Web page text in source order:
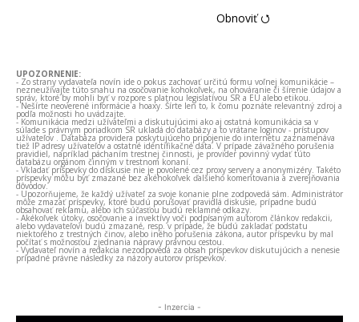
Obnoviť ⭯
UPOZORNENIE:
- Zo strany vydavateľa novín ide o pokus zachovať určitú formu voľnej komunikácie –
nezneužívajte túto snahu na osočovanie kohokoľvek, na ohováranie či šírenie údajov a
správ, ktoré by mohli byť v rozpore s platnou legislatívou SR a EÚ alebo etikou.
- Nešírte neoverené informácie a hoaxy. Šírte len to, k čomu poznáte relevantný zdroj a
podľa možnosti ho uvádzajte.
- Komunikácia medzi užívateľmi a diskutujúcimi ako aj ostatná komunikácia sa v
súlade s právnym poriadkom SR ukladá do databázy a to vrátane loginov - prístupov
užívateľov . Databáza providera poskytujúceho pripojenie do internetu zaznamenáva
tiež IP adresy užívateľov a ostatné identifikačné dáta. V prípade závažného porušenia
pravidiel, napríklad páchaním trestnej činnosti, je provider povinný vydať túto
databázu orgánom činným v trestnom konaní.
- Vkladať príspevky do diskusie nie je povolené cez proxy servery a anonymizéry. Takéto
príspevky môžu byť zmazané bez akéhokoľvek ďalšieho komentovania a zverejňovania
dôvodov.
- Upozorňujeme, že každý užívateľ za svoje konanie plne zodpovedá sám. Administrátor
môže zmazať príspevky, ktoré budú porušovať pravidlá diskusie, prípadne budú
obsahovať reklamu, alebo ich súčasťou budú reklamné odkazy.
- Akékoľvek útoky, osočovanie a invektívy voči podpísaným autorom článkov redakcii,
alebo vydavateľovi budú zmazané, resp. v prípade, že budú zakladať podstatu
niektorého z trestných činov, alebo iného porušenia zákona, autor príspevku by mal
počítať s možnosťou zjednania nápravy právnou cestou.
- Vydavateľ novín a redakcia nezodpovedá za obsah príspevkov diskutujúcich a nenesie
prípadné právne následky za názory autorov príspevkov.
- Inzercia -